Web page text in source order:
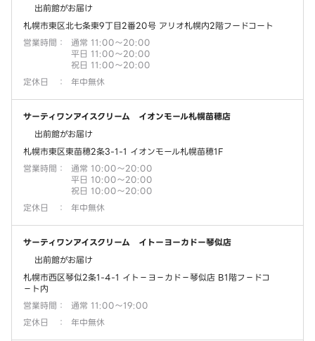
出前館がお届け
札幌市東区北七条東9丁目2番20号 アリオ札幌内2階フードコート
営業時間 ：
通常 11:00～20:00
平日 11:00～20:00
祝日 11:00～20:00
定休日
： 年中無休
サーティワンアイスクリーム イオンモール札幌苗穂店
出前館がお届け
札幌市東区東苗穂2条3-1-1 イオンモール札幌苗穂1F
営業時間 ：
通常 10:00～20:00
平日 10:00～20:00
祝日 10:00～20:00
定休日
： 年中無休
サーティワンアイスクリーム イトーヨーカドー琴似店
出前館がお届け
札幌市西区琴似2条1-4-1 イト－ヨ－カド－琴似店 B1階フ－ドコ
－ト内
営業時間 ：
通常 11:00～19:00
定休日
： 年中無休